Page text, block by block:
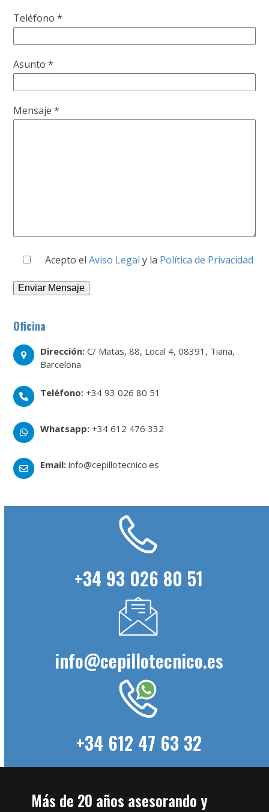
Teléfono *
Asunto *
Mensaje *
Acepto elAviso Legal y la Política de Privacidad
Oficina
Dirección: C/ Matas, 88, Local 4, 08391, Tiana,
Barcelona
Teléfono: +34 93 026 80 51
Whatsapp: +34 612 476 332
Email: info@cepillotecnico.es
+34 93 026 80 51
info@cepillotecnico.es
+34 612 47 63 32
Más de 20 años asesorando y